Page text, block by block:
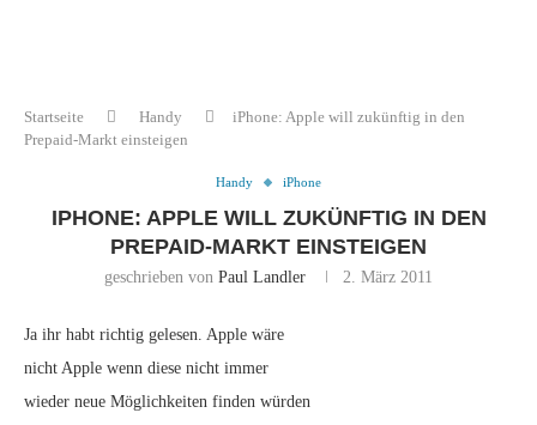
Startseite Handy
iPhone: Apple will zukünftig in den
Prepaid-Markt einsteigen
Handy iPhone
IPHONE: APPLE WILL ZUKÜNFTIG IN DEN
PREPAID-MARKT EINSTEIGEN
geschrieben von Paul Landler 2. März 2011
Ja ihr habt richtig gelesen. Apple wäre
nicht Apple wenn diese nicht immer
wieder neue Möglichkeiten finden würden